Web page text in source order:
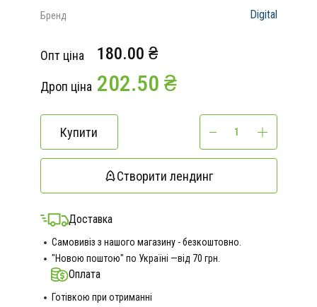
Бренд Digital
Опт ціна 180.00 ₴
Дроп ціна 202.50 ₴
Купити
Створити лендинг
Доставка
Самовивіз з нашого магазину - безкоштовно.
"Новою поштою" по Україні —від 70 грн.
Оплата
Готівкою при отриманні